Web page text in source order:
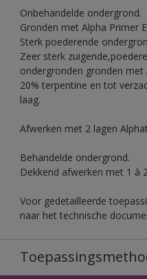
Onbehandelde ondergrond.
Gronden met Alpha Primer
Sterk poederende
Zeer sterk
ondergronden gronden met
20% terpentine en tot
laag.
Afwerken met 2 lagen
Behandelde ondergrond.
Dekkend afwerken met 1 à
Voor gedetailleerde
naar het technische